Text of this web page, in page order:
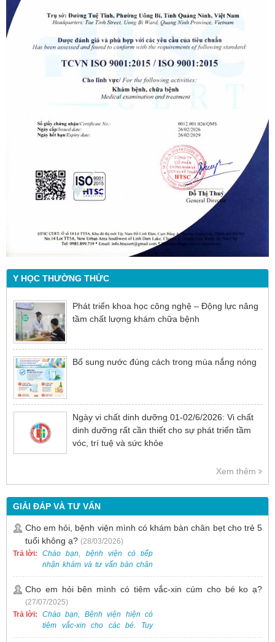
Y HỌC THƯỜNG THỨC
Phát triển khoa học công nghệ – Động lực nâng
tầm chất lượng khám chữa bệnh
Bổ sung nước đúng cách trong mùa nắng nóng
Ngày vi chất dinh dưỡng 01-02/6/2026: Vi chất
dinh dưỡng rất cần thiết cho sự phát triển tầm
vóc, trí tuệ và sức khỏe
Xem thêm
GIẢI ĐÁP VÀ TƯ VẤN
Cho em hỏi, bệnh viện mình có khám bàn chân bẹt cho trẻ 5
tuổi không ạ? (28/03/2026)
Trả lời:
Chào bạn, bệnh viện có tiếp
nhận khám và tư vấn bàn chân
bẹt cho trẻ em, bao gồm cả trẻ 5
tuổi. Bạn có thể đưa bé đến
Khoa Khám bệnh của bệnh viện
để được bác sĩ chuyên khoa
thăm khám. Ngoài ra, để thuận
tiện hơn, bạn có thể đặt lịch
Cho em hỏi bên mình có tiêm vắc-xin cúm cho bé ko ạ?
(27/07/2025)
Trả lời:
Chào bạn, Bệnh viện hiện có
tiêm vắc-xin cho các bé. Tuy
nhiên, các loại vắc-xin thường về